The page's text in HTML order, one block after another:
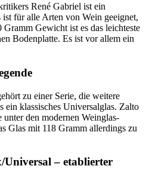
René Gabriel ist ein
ist für alle Arten von Wein geeignet,
Gewicht ist es das leichteste
Bodenplatte. Es ist vor allem ein
zu einer Serie, die weitere
ein klassisches Universalglas. Zalto
unter den modernen Weinglas-
Glas mit 118 Gramm allerdings zu
Universal – etablierter